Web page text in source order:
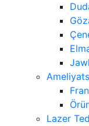
Lazer